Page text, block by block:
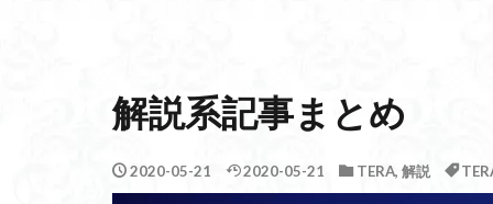
解説系記事まとめ
2020-05-21 2020-05-21 TERA, 解説